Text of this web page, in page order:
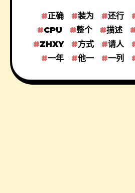
正确 装为 还行
CPU
整个 描述
ZHXY
方式 请人
一年
他一 一列